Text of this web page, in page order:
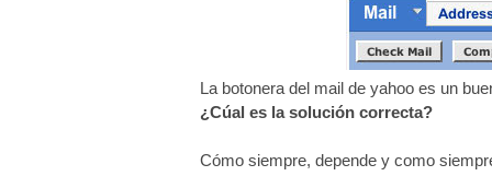
La botonera del mail de yahoo es un
¿Cúal es la solución correcta?
Cómo siempre, depende y como